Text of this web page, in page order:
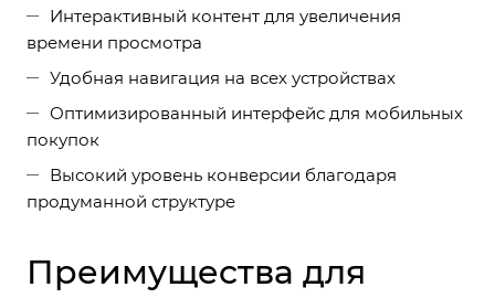
Интерактивный контент для увеличения
времени просмотра
Удобная навигация на всех устройствах
Оптимизированный интерфейс для мобильных
покупок
Высокий уровень конверсии благодаря
продуманной структуре
Преимущества для